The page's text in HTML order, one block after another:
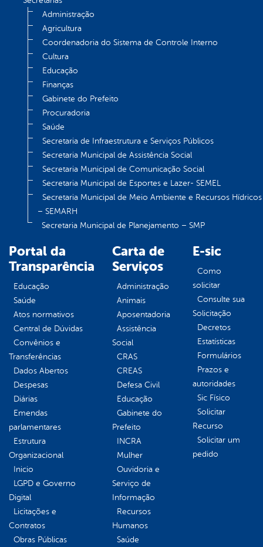
Administração
Agricultura
Coordenadoria do Sistema de Controle Interno
Cultura
Educação
Finanças
Gabinete do Prefeito
Procuradoria
Saúde
Secretaria de Infraestrutura e Serviços Públicos
Secretaria Municipal de Assistência Social
Secretaria Municipal de Comunicação Social
Secretaria Municipal de Esportes e Lazer- SEMEL
Secretaria Municipal de Meio Ambiente e Recursos Hídricos
– SEMARH
Secretaria Municipal de Planejamento – SMP
Portal da
Transparência
Educação
Saúde
Atos normativos
Central de Dúvidas
Convênios e
Transferências
Dados Abertos
Despesas
Diárias
Emendas
parlamentares
Estrutura
Organizacional
Inicio
LGPD e Governo
Digital
Licitações e
Contratos
Obras Públicas
Carta de
Serviços
Administração
Animais
Aposentadoria
Assistência
Social
CRAS
CREAS
Defesa Civil
Educação
Gabinete do
Prefeito
INCRA
Mulher
Ouvidoria e
Serviço de
Informação
Recursos
Humanos
Saúde
E-sic
Como
solicitar
Consulte sua
Solicitação
Decretos
Estatísticas
Formulários
Prazos e
autoridades
Sic Físico
Solicitar
Recurso
Solicitar um
pedido